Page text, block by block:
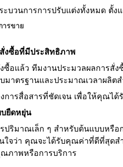
ะบวนการการปรับแต่งทั้งหมด ตั้
ารขาย
งซื้อที่มีประสิทธิภาพ
ซื้อแล้ว ทีมงานประมวลผลการสั่ง
าตรฐานและประมาณเวลาผลิตสํ
งการสื่อสารที่ชัดเจน เพื่อให้คุณ
ยืดหยุ่น
ปริมาณเล็ก ๆ สําหรับต้นแบบหรือ
ใจว่า คุณจะได้รับคุณค่าที่ดีที่สุดสํ
ณภาพหรือการบริการ